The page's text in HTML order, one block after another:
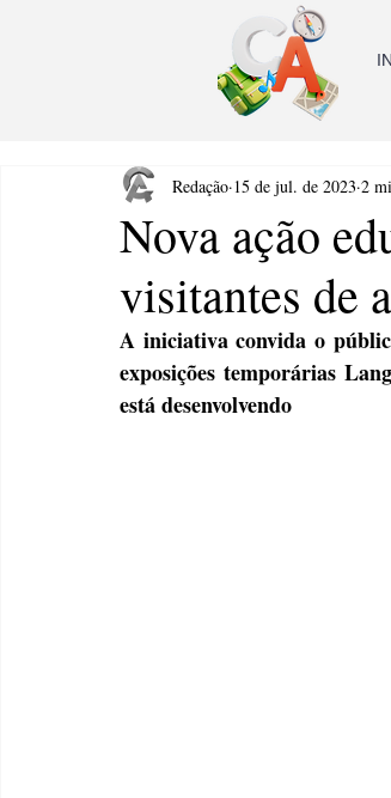
Nova ação
visitantes de
Redação 15 de jul. de 2023 2
A iniciativa convida o
exposições temporárias
está desenvolvendo